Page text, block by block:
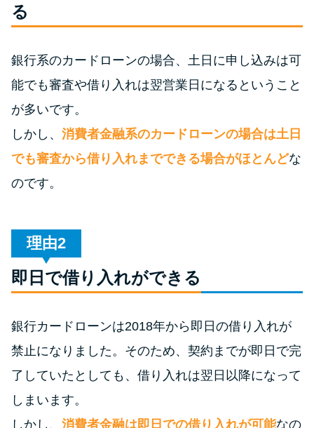
種類や特徴で探す
銀行カードローンを選ぶべき4つ
の理由
無利息期間を利用して利息0円で
お金を借りる3つのポイント
その他コラム
今月の家賃払えない…2ヵ月目に
は解決しないと危険な理由と対
家賃払えないが強制退去は避け
たい…市役所に相談より賢い方
る
銀行系のカードローンの場合、土日に申し込みは可
能でも審査や借り入れは翌営業日になるということ
が多いです。
しかし、 消費者金融系のカードローンの場合は土日
でも審査から借り入れまでできる場合がほとんどな
のです。
理由
即日で借り入れができる
銀行カードローンは2018年から即日の借り入れが
禁止になりました。そのため、契約までが即日で完
了していたとしても、借り入れは翌日以降になって
しまいます。
しかし、 消費者金融は即日での借り入れが可能なの